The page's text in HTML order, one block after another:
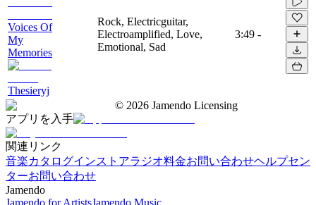
Voices Of
My
Memories
Thesieryj
Rock, Electricguitar,
Electroamplified, Love,
Emotional, Sad
3:49 -
© 2026 Jamendo Licensing
アプリを入手
関連リンク
音楽カタログインストアラジオ料金お問い合わせヘルプセン
ターお問い合わせ
Jamendo
Jamendo for ArtistsJamendo Music